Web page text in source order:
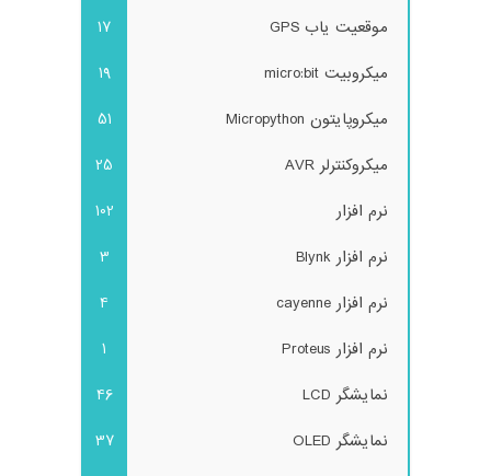
موقعیت یاب GPS
17
میکروبیت micro:bit
19
میکروپایتون Micropython
51
میکروکنترلر AVR
25
نرم افزار
102
نرم افزار Blynk
3
نرم افزار cayenne
4
نرم افزار Proteus
1
نمایشگر LCD
46
نمایشگر OLED
37